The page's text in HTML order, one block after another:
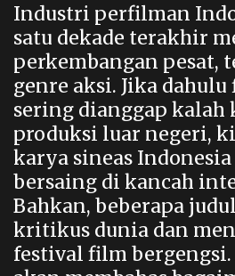
Industri perfilman
satu dekade terakhir
perkembangan pesat,
genre aksi. Jika
sering dianggap kalah
produksi luar negeri,
karya sineas
bersaing di kancah
Bahkan, beberapa
kritikus dunia dan
festival film